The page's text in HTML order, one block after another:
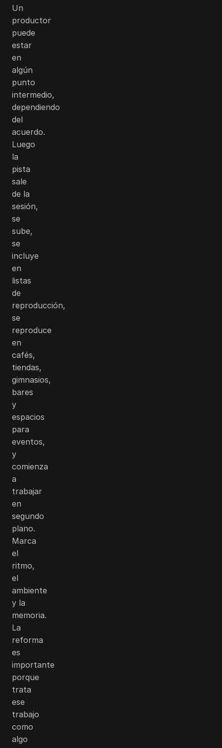
Un
productor
puede
estar
en
algún
punto
intermedio,
dependiendo
del
acuerdo.
Luego
la
pista
sale
de la
sesión,
se
sube,
se
incluye
en
listas
de
reproducción,
se
reproduce
en
cafés,
tiendas,
gimnasios,
bares
y
espacios
para
eventos,
y
comienza
a
trabajar
en
segundo
plano.
Marca
el
ritmo,
el
ambiente
y la
memoria.
La
reforma
es
importante
porque
trata
ese
trabajo
como
algo